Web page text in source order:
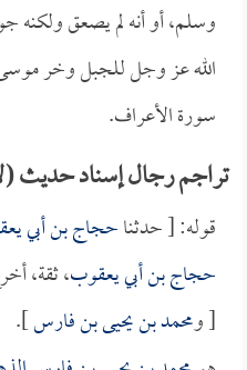
وسلم، أو أنه لم يصعق ولكنه
الله عز وجل للجبل وخر
سورة الأعراف.
تراجم رجال إسناد حديث
قوله: [ حدثناحجاج بن أبي
حجاج بن أبي يعقوب، ثقة،
[ ومحمد بن يحيى بن فارس].